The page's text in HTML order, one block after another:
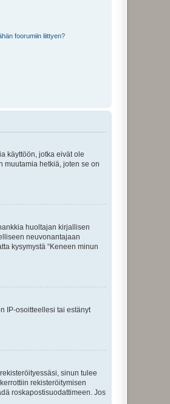
foorumiin liittyen?
käyttöön, jotka eivät ole
muutamia hetkiä, joten se on
huoltajan kirjallisen
neuvonantajaan
kysymystä “Keneen minun
IP-osoitteellesi tai estänyt
sinun tulee
rekisteröitymisen
roskapostisuodattimeen. Jos